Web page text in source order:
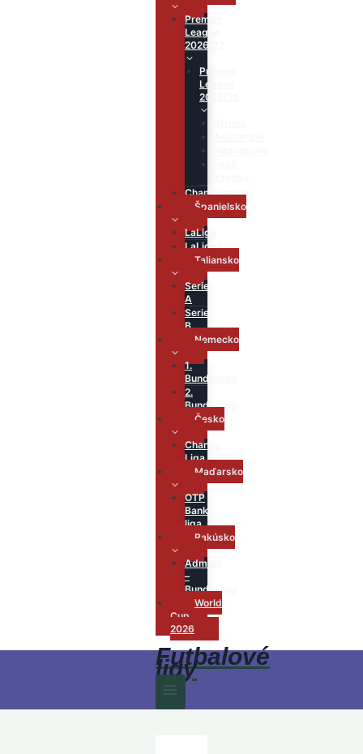
Premier
League
2026/27
Premier
League
2025/26
Championship
Španielsko
LaLiga
LaLiga2
Taliansko
Serie
A
Serie
B
Nemecko
1.
Bundesliga
2.
Bundesliga
Česko
Chance
Liga
Maďarsko
OTP
Bank
liga
Rakúsko
Admiral
–
Bundesliga
World
Cup
2026
Futbalové
ligy